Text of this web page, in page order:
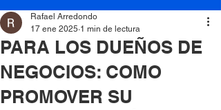
PARA LOS DUEÑOS DE
NEGOCIOS: COMO
PROMOVER SU
Rafael Arredondo
17 ene 2025 1 min de lectura